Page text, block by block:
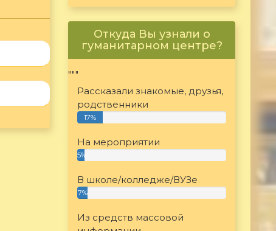
Откуда Вы узнали о
гуманитарном центре?
"""
Рассказали знакомые, друзья,
родственники
17%
На мероприятии
5%
В школе/колледже/ВУЗе
7%
Из средств массовой